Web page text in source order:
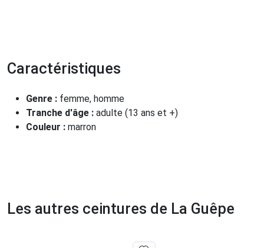
Caractéristiques
Genre : femme, homme
Tranche d'âge : adulte (13 ans et +)
Couleur : marron
Les autres ceintures de La Guêpe